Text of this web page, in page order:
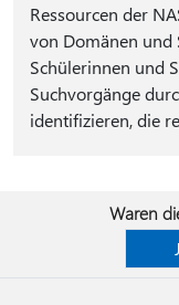
Ressourcen der
von Domänen und
Schülerinnen und
Suchvorgänge
identifizieren, die
Waren